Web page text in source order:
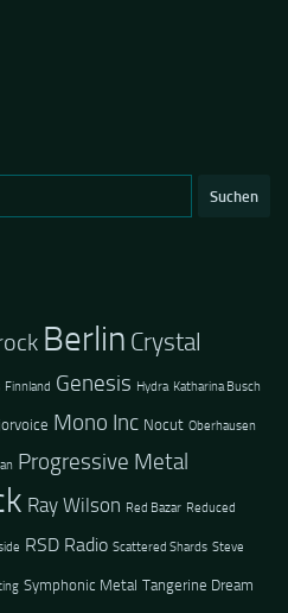
Berlin Crystal
Finnland Genesis Hydra Katharina Busch
Mono Inc Nocut Oberhausen
Progressive Metal
Ray Wilson Red Bazar Reduced
RSD Radio Scattered Shards Steve
Symphonic Metal Tangerine Dream